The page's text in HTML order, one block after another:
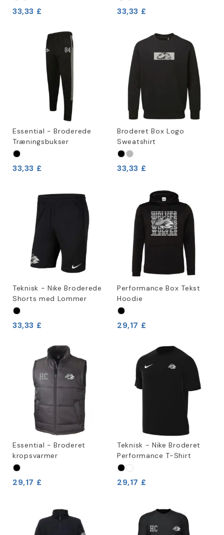
33,33 £ 33,33 £
Essential - Broderede
Træningsbukser
33,33 £
Broderet Box Logo
Sweatshirt
33,33 £
Teknisk - Nike Broderede
Shorts med Lommer
33,33 £
Performance Box Tekst
Hoodie
29,17 £
Essential - Broderet
kropsvarmer
29,17 £
Teknisk - Nike Broderet
Performance T-Shirt
29,17 £